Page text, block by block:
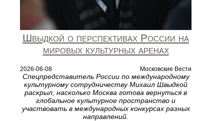
Швыдкой о перспективах России на
мировых культурных аренах
2026-06-08 Московские Вести
Спецпредставитель России по международному
культурному сотрудничеству Михаил Швыдкой
раскрыл, насколько Москва готова вернуться в
глобальное культурное пространство и
участвовать в международных конкурсах разных
направлений.